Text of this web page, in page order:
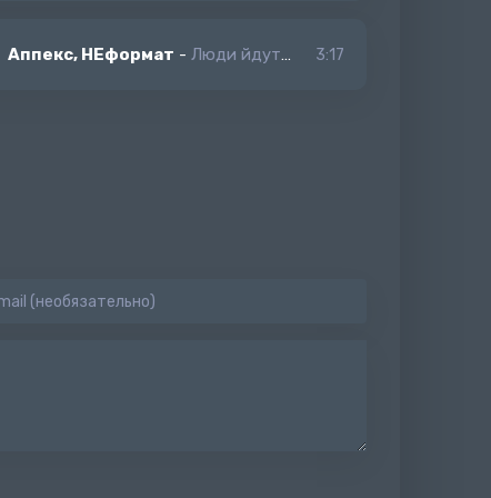
Аппекс, НЕформат -Люди йдуть на світло бо в нас нема 3:17